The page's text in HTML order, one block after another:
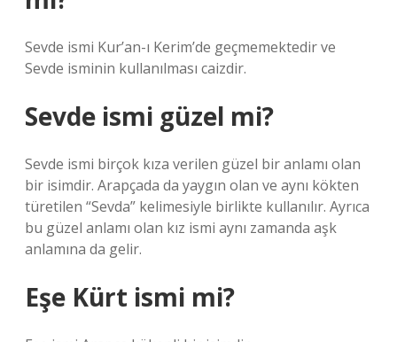
Sevde ismi Kur’an-ı Kerim’de geçmemektedir ve
Sevde isminin kullanılması caizdir.
Sevde ismi güzel mi?
Sevde ismi birçok kıza verilen güzel bir anlamı olan
bir isimdir. Arapçada da yaygın olan ve aynı kökten
türetilen “Sevda” kelimesiyle birlikte kullanılır. Ayrıca
bu güzel anlamı olan kız ismi aynı zamanda aşk
anlamına da gelir.
Eşe Kürt ismi mi?